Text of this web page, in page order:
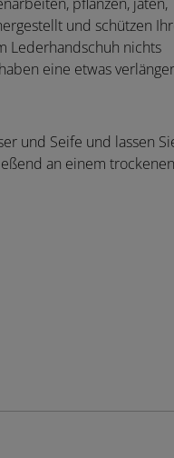
und schützen
Lederhandschuh nichts
eine etwas
und Seife und lassen
an einem